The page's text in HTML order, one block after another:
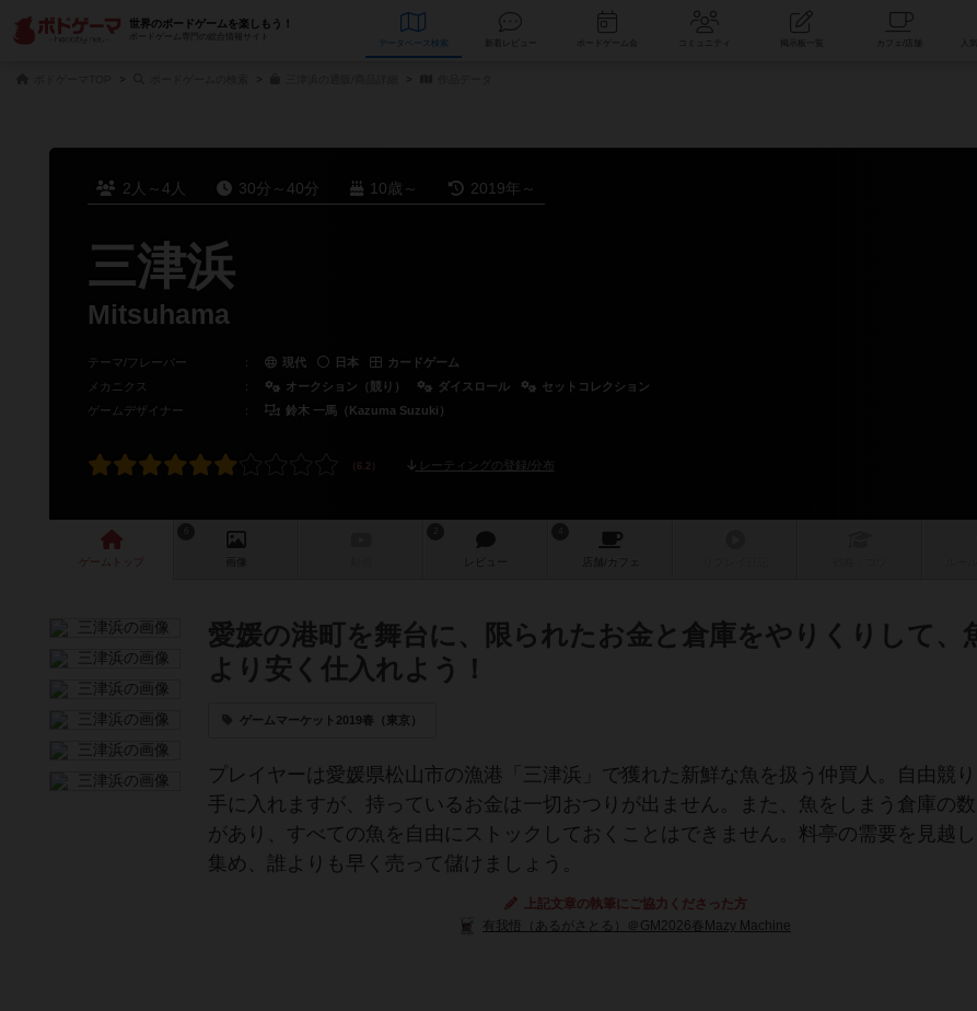
世界のボードゲームを楽しもう！
ボードゲーム専門の総合情報サイト
データベース コミュニティ
2人～4人 30分～40分 10歳～ 2019年～
三津浜
Mitsuhama
テーマ/フレーバー ： 現代 日本
カードゲーム
メカニクス
： オークション（競り） ダイスロール
セットコレクション
ゲームデザイナー
： 鈴木 一馬（Kazuma Suzuki）
レーティングの登録/分布
ゲーム 画像 レビュー 店舗/ カフェ
愛媛の港町を舞台に、限られたお金と倉庫をやりくりして、
より安く仕入れよう！
ゲームマーケット2019春（東京）
プレイヤーは愛媛県松山市の漁港「三津浜」で獲れた新鮮な魚を扱う仲買人。自由競
手に入れますが、持っているお金は一切おつりが出ません。また、魚をしまう倉庫の
があり、すべての魚を自由にストックしておくことはできません。料亭の需要を見越
集め、誰よりも早く売って儲けましょう。
上記文章の執筆にご協力くださった方
有我悟（あるがさとる）＠GM2026春Mazy Machine